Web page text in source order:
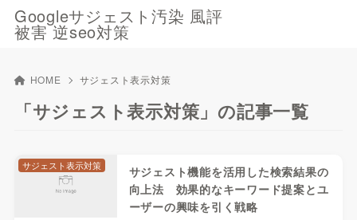
Googleサジェスト汚染 風評
被害 逆seo対策
HOME サジェスト表示対策
「サジェスト表示対策」の記事一覧
サジェスト機能を活用した検索結果の
向上法 効果的なキーワード提案とユ
ーザーの興味を引く戦略
サジェスト表示対策